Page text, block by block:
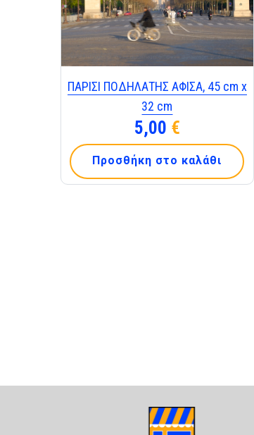
ΠΑΡΙΣΙ ΠΟΔΗΛΑΤΗΣ ΑΦΙΣΑ, 45 cm x
32 cm
5,00 €
Προσθήκη στο καλάθι